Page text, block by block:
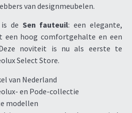
van designmeubelen.
de Sen fauteuil: een elegante,
een hoog comfortgehalte en een
noviteit is nu als eerste te
Select Store.
van Nederland
en Pode-collectie
modellen